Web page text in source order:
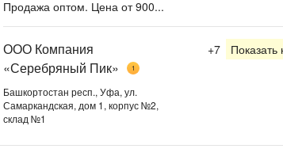
Продажа оптом. Цена от 900...
ООО Компания
«Серебряный Пик»
1
Башкортостан респ., Уфа, ул.
Самаркандская, дом 1, корпус №2,
склад №1
+7